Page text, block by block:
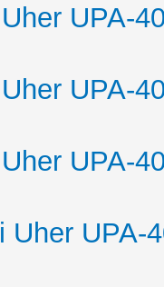
UPA-
UPA-
UPA-
Uher UPA-